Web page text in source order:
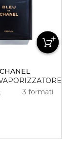
3 formati